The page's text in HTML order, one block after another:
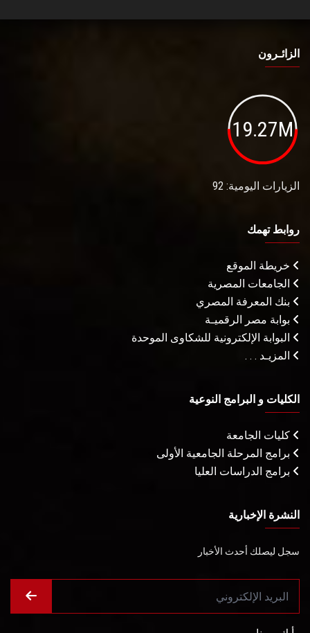
الزائـرون
19.27M
الزيارات اليومية: 92
روابط تهمك
خريطة الموقع
الجامعات المصرية
بنك المعرفة المصري
بوابة مصر الرقميـة
البوابة الإلكترونية للشكاوى الموحدة
المزيـد . . .
الكليات و البرامج النوعية
كليات الجامعة
برامج المرحلة الجامعية الأولى
برامج الدراسات العليا
النشرة الإخبارية
سجل ليصلك أحدث الأخبار